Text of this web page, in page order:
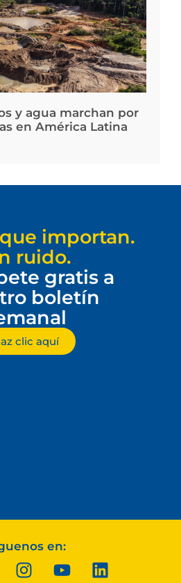
y agua marchan por
en América Latina
importan.
ruido.
gratis a
boletín
clic aquí
en: